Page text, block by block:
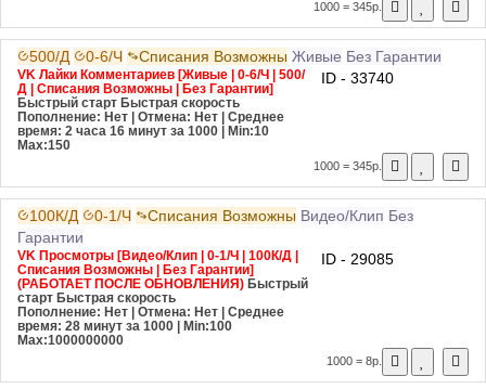
1000 = 345р.
500/Д 0-6/Ч Списания Возможны Живые Без Гарантии
VK Лайки Комментариев [Живые | 0-6/Ч | 500/
Д | Списания Возможны | Без Гарантии]
Быстрый старт Быстрая скорость
Пополнение: Нет | Отмена: Нет | Среднее
время: 2 часа 16 минут за 1000
| Min:10
Max:150
ID - 33740
1000 = 345р.
100К/Д 0-1/Ч Списания Возможны Видео/Клип Без
Гарантии
VK Просмотры [Видео/Клип | 0-1/Ч | 100К/Д |
Списания Возможны | Без Гарантии]
(РАБОТАЕТ ПОСЛЕ ОБНОВЛЕНИЯ) Быстрый
старт Быстрая скорость
Пополнение: Нет | Отмена: Нет | Среднее
время: 28 минут за 1000
| Min:100
Max:1000000000
ID - 29085
1000 = 8р.